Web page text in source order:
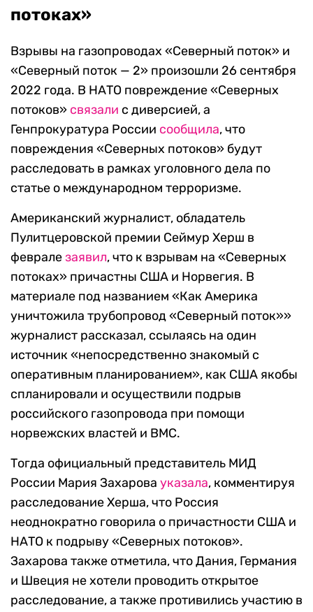
потоках»
Взрывы на газопроводах «Северный поток» и
«Северный поток — 2» произошли 26 сентября
2022 года. В НАТО повреждение «Северных
потоков» связали с диверсией, а
Генпрокуратура России сообщила, что
повреждения «Северных потоков» будут
расследовать в рамках уголовного дела по
статье о международном терроризме.
Американский журналист, обладатель
Пулитцеровской премии Сеймур Херш в
февралезаявил, что к взрывам на «Северных
потоках» причастны США и Норвегия. В
материале под названием «Как Америка
уничтожила трубопровод «Северный поток»»
журналист рассказал, ссылаясь на один
источник «непосредственно знакомый с
оперативным планированием», как США якобы
спланировали и осуществили подрыв
российского газопровода при помощи
норвежских властей и ВМС.
Тогда официальный представитель МИД
России Мария Захарова указала, комментируя
расследование Херша, что Россия
неоднократно говорила о причастности США и
НАТО к подрыву «Северных потоков».
Захарова также отметила, что Дания, Германия
и Швеция не хотели проводить открытое
расследование, а также противились участию в